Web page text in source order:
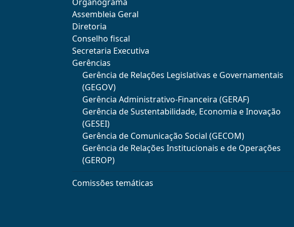
Assembleia Geral
Diretoria
Conselho fiscal
Secretaria Executiva
Gerências
Gerência de Relações Legislativas e Governamentais
(GEGOV)
Gerência Administrativo-Financeira (GERAF)
Gerência de Sustentabilidade, Economia e Inovação
(GESEI)
Gerência de Comunicação Social (GECOM)
Gerência de Relações Institucionais e de Operações
(GEROP)
Comissões temáticas